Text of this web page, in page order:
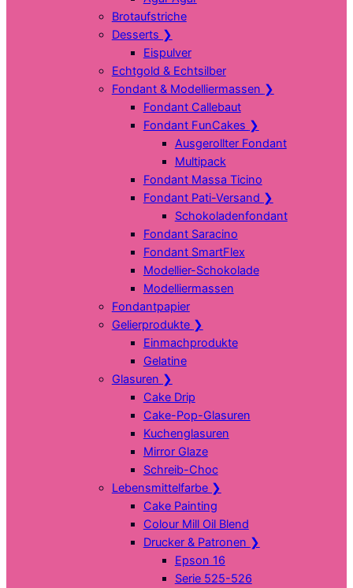
Brotaufstriche
Desserts ❯
Eispulver
Echtgold & Echtsilber
Fondant & Modelliermassen ❯
Fondant Callebaut
Fondant FunCakes ❯
Ausgerollter Fondant
Multipack
Fondant Massa Ticino
Fondant Pati-Versand ❯
Schokoladenfondant
Fondant Saracino
Fondant SmartFlex
Modellier-Schokolade
Modelliermassen
Fondantpapier
Gelierprodukte ❯
Einmachprodukte
Gelatine
Glasuren ❯
Cake Drip
Cake-Pop-Glasuren
Kuchenglasuren
Mirror Glaze
Schreib-Choc
Lebensmittelfarbe ❯
Cake Painting
Colour Mill Oil Blend
Drucker & Patronen ❯
Epson 16
Serie 525-526